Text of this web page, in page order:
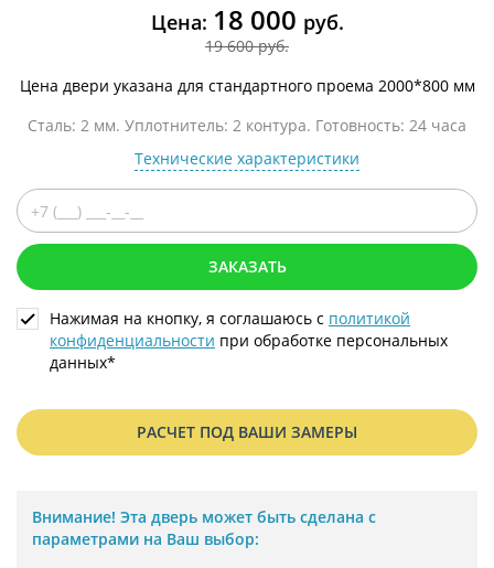
Цена: 18 000 руб.
19 600 руб.
Цена двери указана для стандартного проема 2000*800 мм
Сталь: 2 мм. Уплотнитель: 2 контура. Готовность: 24 часа
Технические характеристики
ЗАКАЗАТЬ
Нажимая на кнопку, я соглашаюсь с политикой
конфиденциальности при обработке персональных
данных*
РАСЧЕТ ПОД ВАШИ ЗАМЕРЫ
Внимание! Эта дверь может быть сделана с
параметрами на Ваш выбор: